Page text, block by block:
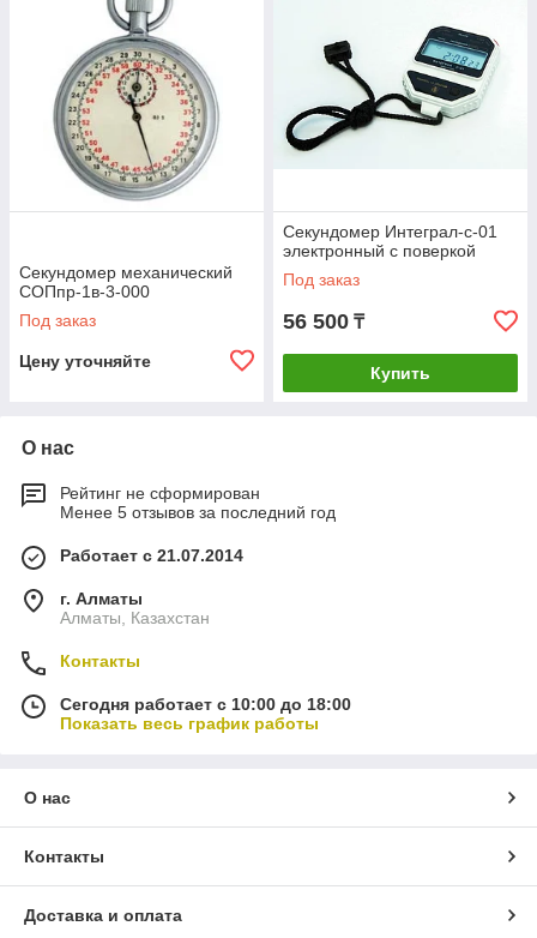
Секундомер механический
СОПпр-1в-3-000
Под заказ
Цену уточняйте
Секундомер Интеграл-с-01
электронный с поверкой
Под заказ
56 500 ₸
Купить
О нас
Рейтинг не сформирован
Менее 5 отзывов за последний год
Работает с 21.07.2014
г. Алматы
Алматы, Казахстан
Контакты
Сегодня работает с 10:00 до 18:00
Показать весь график работы
О нас
Контакты
Доставка и оплата